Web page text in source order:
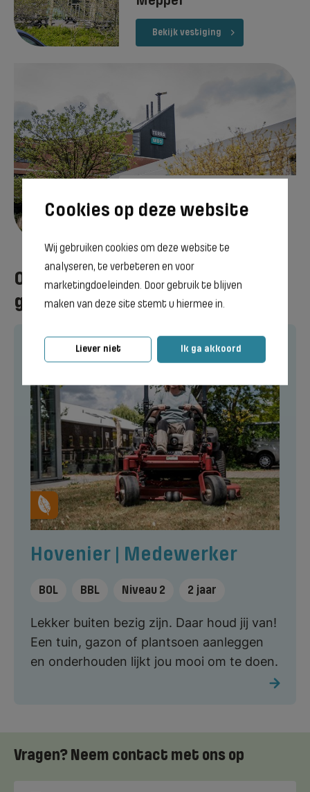
Wij gebruiken cookies om deze website te
analyseren, te verbeteren en voor
marketingdoeleinden. Door gebruik te blijven
maken van deze site stemt u hiermee in.
Liever niet Ik ga akkoord
Bekijk vestiging
Opleidingen om Medewerker
groenvoorziening te worden
Hovenier | Medewerker
BOL BBL Niveau 2 2 jaar
Lekker buiten bezig zijn. Daar houd jij van!
Een tuin, gazon of plantsoen aanleggen
en onderhouden lijkt jou mooi om te doen.
Vragen? Neem contact met ons op